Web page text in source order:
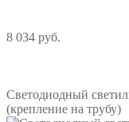
8 034 руб.
Светодиодный
(крепление на трубу)